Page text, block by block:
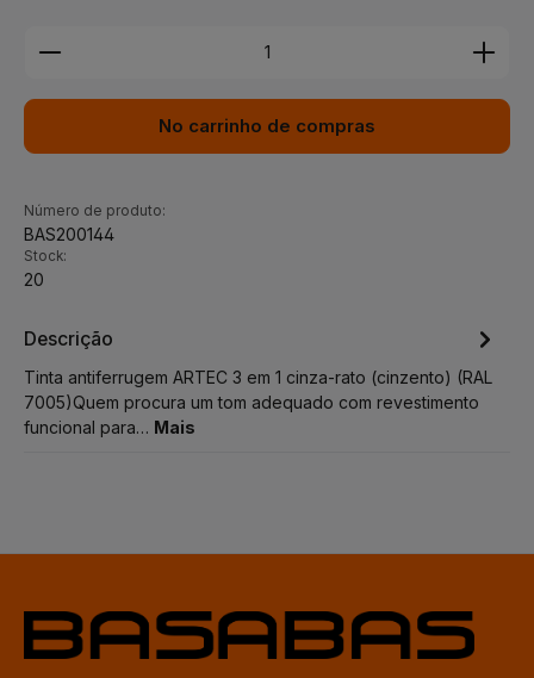
Quantidade do Produto: Insira a quantidade
No carrinho de compras
Número de produto:
BAS200144
Stock:
20
Descrição
Tinta antiferrugem ARTEC 3 em 1 cinza-rato (cinzento) (RAL
7005)Quem procura um tom adequado com revestimento
funcional para… Mais